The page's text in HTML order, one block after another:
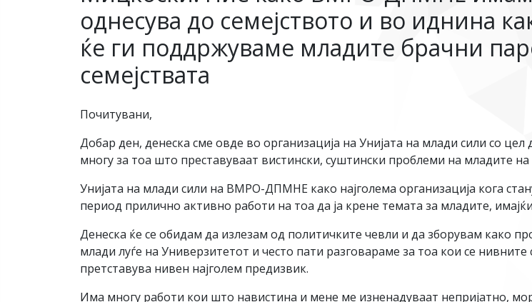
однесува до семејството и во иднина
ќе ги поддржуваме младите брачни
семејствата
Почитувани,
Добар ден, денеска сме овде во организација на Унијата на млади сили со
многу за тоа што преставуваат вистински, суштински проблеми на младите
Унијата на млади сили на ВМРО-ДПМНЕ како најголема организација кога
период прилично активно работи на тоа да ја крене темата за младите,
Денеска ќе се обидам да излезам од политичките чевли и да зборувам како
млади луѓе на Универзитетот и често пати разговараме за тоа кои се
претставува нивен најголем предизвик.
Има многу работи кои што навистина и мене ме изненадуваат непријатно,